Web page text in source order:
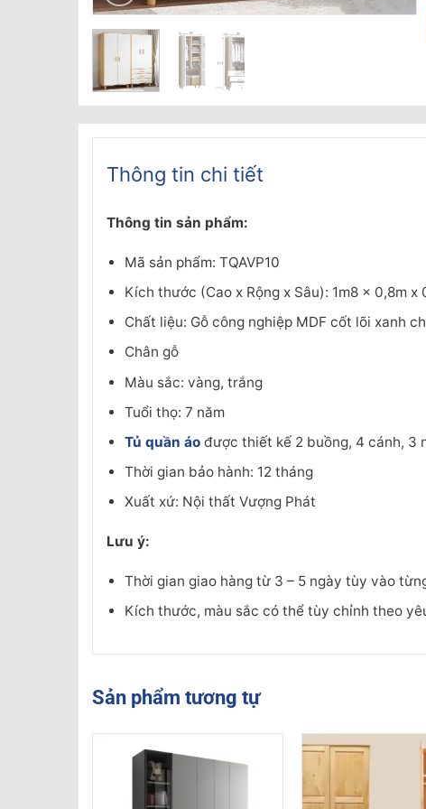
Thông tin chi tiết
Thông tin sản phẩm:
Mã sản phẩm: TQAVP10
Kích thước (Cao x Rộng x Sâu): 1m8 x 0,8m x
Chất liệu: Gỗ công nghiệp MDF cốt lõi xanh
Chân gỗ
Màu sắc: vàng, trắng
Tuổi thọ: 7 năm
Tủ quần áo được thiết kế 2 buồng, 4 cánh, 3
Thời gian bảo hành: 12 tháng
Xuất xứ: Nội thất Vượng Phát
Lưu ý:
Thời gian giao hàng từ 3 – 5 ngày tùy vào
Kích thước, màu sắc có thể tùy chỉnh theo
Sản phẩm tương tự